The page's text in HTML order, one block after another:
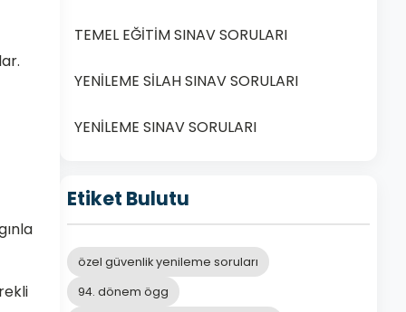
TEMEL EĞİTİM SINAV SORULARI
YENİLEME SİLAH SINAV SORULARI
YENİLEME SINAV SORULARI
Etiket Bulutu
özel güvenlik yenileme soruları
94. dönem ögg